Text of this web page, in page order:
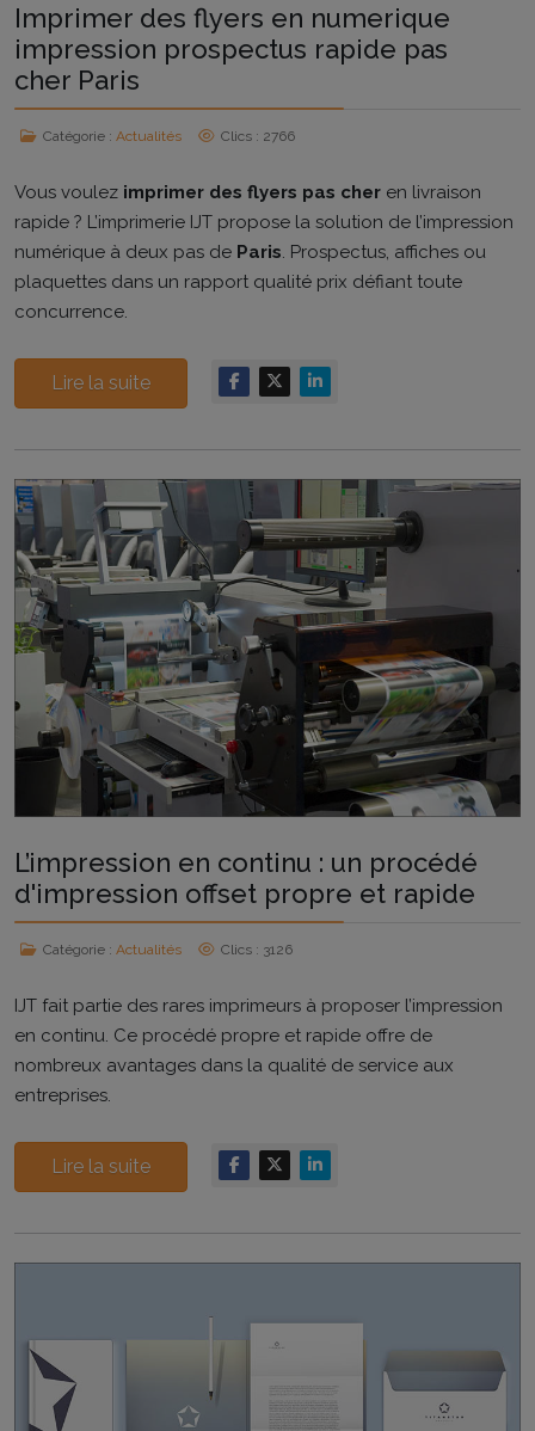
Imprimer des flyers en numerique
impression prospectus rapide pas
cher Paris
Catégorie : Actualités Clics : 2766
Vous voulez imprimer des flyers pas cher en livraison
rapide ? L’imprimerie IJT propose la solution de l’impression
numérique à deux pas de Paris. Prospectus, affiches ou
plaquettes dans un rapport qualité prix défiant toute
concurrence.
Lire la suite
L’impression en continu : un procédé
d'impression offset propre et rapide
Catégorie : Actualités Clics : 3126
IJT fait partie des rares imprimeurs à proposer l’impression
en continu. Ce procédé propre et rapide offre de
nombreux avantages dans la qualité de service aux
entreprises.
Lire la suite